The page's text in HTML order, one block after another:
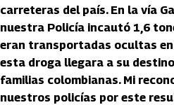
carreteras del país. En la vía
nuestra Policía incautó 1,6
eran transportadas ocultas en
esta droga llegara a su
familias colombianas. Mi
nuestros policías por este